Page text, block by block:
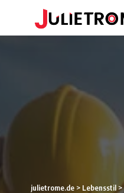
julietrome.de > Lebensstil>